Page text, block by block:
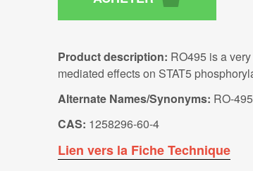
Product description: RO495 is a
mediated effects on STAT5
Alternate Names/Synonyms: RO-495
CAS: 1258296-60-4
Lien vers la Fiche Technique